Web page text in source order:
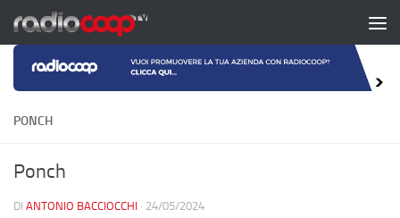
Salta al contenuto
PONCH
Ponch
DI ANTONIO BACCIOCCHI · 24/05/2024